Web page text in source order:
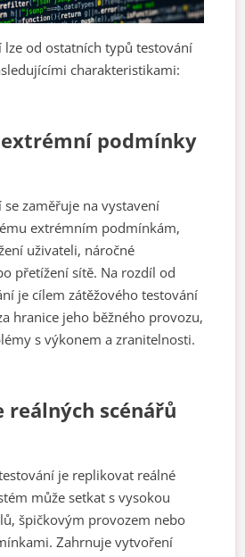
lze od ostatních typů testování
charakteristikami:
extrémní podmínky
zaměřuje na vystavení
extrémním podmínkám,
uživateli, náročné
přetížení sítě. Na rozdíl od
je cílem zátěžového testování
hranice jeho běžného provozu,
s výkonem a zranitelnosti.
reálných scénářů
je replikovat reálné
může setkat s vysokou
špičkovým provozem nebo
Zahrnuje vytvoření